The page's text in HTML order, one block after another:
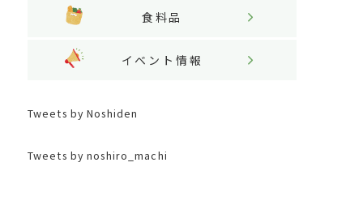
食料品
イベント情報
Tweets by Noshiden
Tweets by noshiro_machi